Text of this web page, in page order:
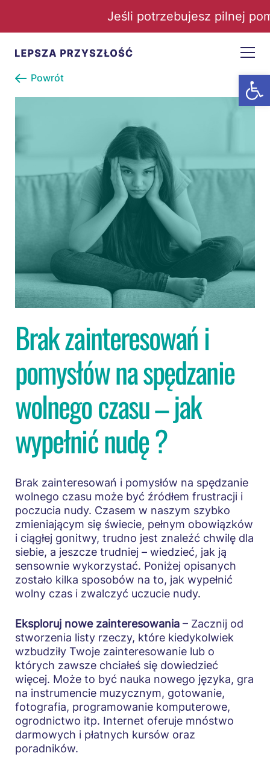
Jeśli potrzebujesz pilnej
Powrót
Brak zainteresowań i
pomysłów na spędzanie
wolnego czasu – jak
wypełnić nudę ?
Brak zainteresowań i pomysłów na spędzanie
wolnego czasu może być źródłem frustracji i
poczucia nudy. Czasem w naszym szybko
zmieniającym się świecie, pełnym obowiązków
i ciągłej gonitwy, trudno jest znaleźć chwilę dla
siebie, a jeszcze trudniej – wiedzieć, jak ją
sensownie wykorzystać. Poniżej opisanych
zostało kilka sposobów na to, jak wypełnić
wolny czas i zwalczyć uczucie nudy.
Eksploruj nowe zainteresowania – Zacznij od
stworzenia listy rzeczy, które kiedykolwiek
wzbudziły Twoje zainteresowanie lub o
których zawsze chciałeś się dowiedzieć
więcej. Może to być nauka nowego języka, gra
na instrumencie muzycznym, gotowanie,
fotografia, programowanie komputerowe,
ogrodnictwo itp. Internet oferuje mnóstwo
darmowych i płatnych kursów oraz
poradników.